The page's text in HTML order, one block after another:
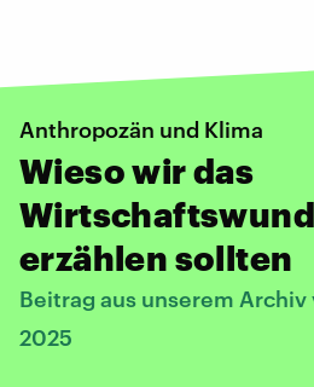
Anthropozän und Klima
Wieso wir das
erzählen sollten
Beitrag aus unserem Archiv
2025